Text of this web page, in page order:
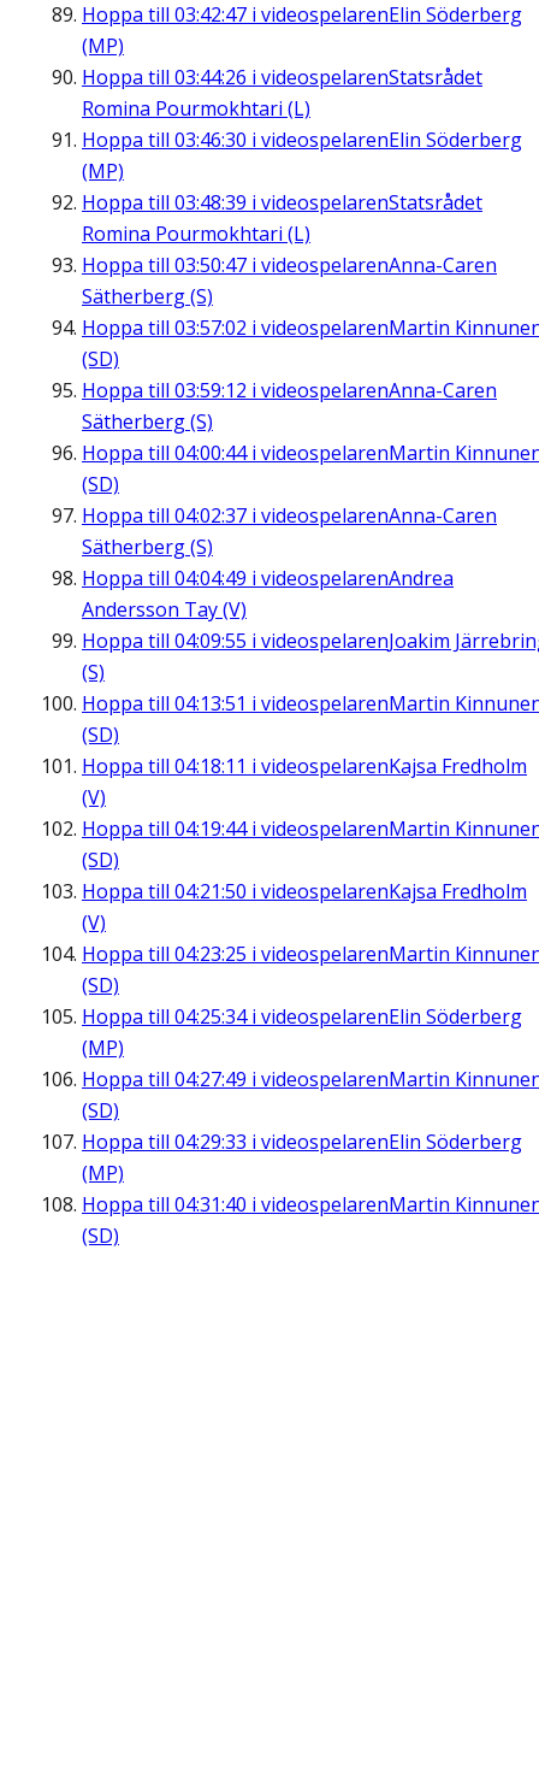
Hoppa till 03:42:47 i videospelarenElin Söderberg
(MP)
Hoppa till 03:44:26 i videospelarenStatsrådet
Romina Pourmokhtari (L)
Hoppa till 03:46:30 i videospelarenElin Söderberg
(MP)
Hoppa till 03:48:39 i videospelarenStatsrådet
Romina Pourmokhtari (L)
Hoppa till 03:50:47 i videospelarenAnna-Caren
Sätherberg (S)
Hoppa till 03:57:02 i videospelarenMartin
(SD)
Hoppa till 03:59:12 i videospelarenAnna-Caren
Sätherberg (S)
Hoppa till 04:00:44i videospelarenMartin
(SD)
Hoppa till 04:02:37 i videospelarenAnna-Caren
Sätherberg (S)
Hoppa till 04:04:49 i videospelarenAndrea
Andersson Tay (V)
Hoppa till 04:09:55 i videospelarenJoakim
(S)
Hoppa till 04:13:51 i videospelarenMartin
(SD)
Hoppa till 04:18:11 i videospelarenKajsa Fredholm
(V)
Hoppa till 04:19:44i videospelarenMartin
(SD)
Hoppa till 04:21:50 i videospelarenKajsa Fredholm
(V)
Hoppa till 04:23:25 i videospelarenMartin
(SD)
Hoppa till 04:25:34i videospelarenElin Söderberg
(MP)
Hoppa till 04:27:49 i videospelarenMartin
(SD)
Hoppa till 04:29:33 i videospelarenElin Söderberg
(MP)
Hoppa till 04:31:40 i videospelarenMartin
(SD)